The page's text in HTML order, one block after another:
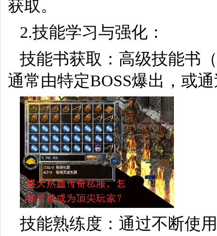
获取。
2.技能学习与强化：
技能书获取：高级技能书
通常由特定BOSS爆出，或
技能熟练度：通过不断使